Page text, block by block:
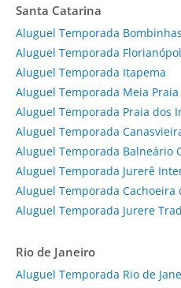
Santa Catarina
Aluguel Temporada Bombinhas
Aluguel Temporada
Aluguel Temporada Itapema
Aluguel Temporada Meia Praia
Aluguel Temporada Praia dos
Aluguel Temporada
Aluguel Temporada Balneário
Aluguel Temporada Jurerê
Aluguel Temporada Cachoeira
Aluguel Temporada Jurere
Rio de Janeiro
Aluguel Temporada Rio de